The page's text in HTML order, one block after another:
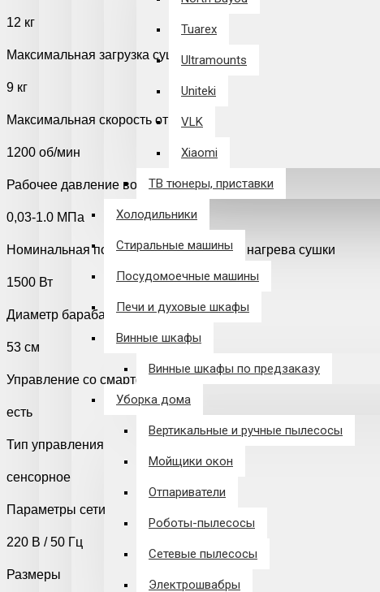
Tuarex
Ultramounts
Uniteki
VLK
Xiaomi
ТВ тюнеры, приставки
Холодильники
Стиральные машины
Посудомоечные машины
Печи и духовые шкафы
Винные шкафы
Винные шкафы по предзаказу
Уборка дома
Вертикальные и ручные пылесосы
Мойщики окон
Отпариватели
Роботы-пылесосы
Сетевые пылесосы
Электрошвабры
12 кг
Максимальная загрузка сушки
9 кг
Максимальная скорость отжима
1200 об/мин
Рабочее давление воды
0,03-1.0 МПа
Номинальная потребляемая мощность нагрева сушки
1500 Вт
Диаметр барабана
53 см
Управление со смартфона
есть
Тип управления
сенсорное
Параметры сети
220 В / 50 Гц
Размеры